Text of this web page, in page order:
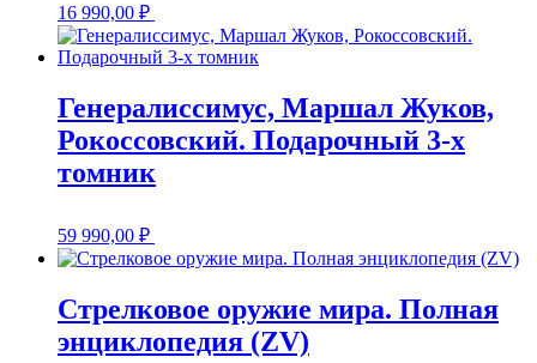
16 990,00 ₽
Генералиссимус, Маршал Жуков,
Рокоссовский. Подарочный 3-х
томник
59 990,00 ₽
Стрелковое оружие мира. Полная
энциклопедия (ZV)